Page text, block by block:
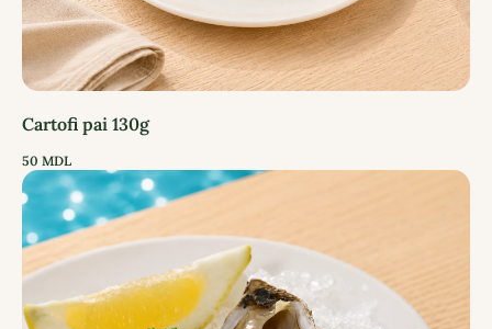
Cartofi pai 130g
50 MDL